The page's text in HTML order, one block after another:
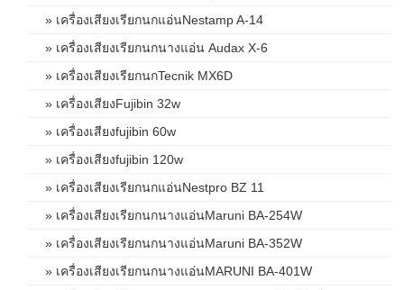
» เครื่องเสียงเรียกนกแอ่นNestamp A-14
» เครื่องเสียงเรียกนกนางแอ่น Audax X-6
» เครื่องเสียงเรียกนกTecnik MX6D
» เครื่องเสียงFujibin 32w
» เครื่องเสียงfujibin 60w
» เครื่องเสียงfujibin 120w
» เครื่องเสียงเรียกนกแอ่นNestpro BZ 11
» เครื่องเสียงเรียกนกนางแอ่นMaruni BA-254W
» เครื่องเสียงเรียกนกนางแอ่นMaruni BA-352W
» เครื่องเสียงเรียกนกนางแอ่นMARUNI BA-401W